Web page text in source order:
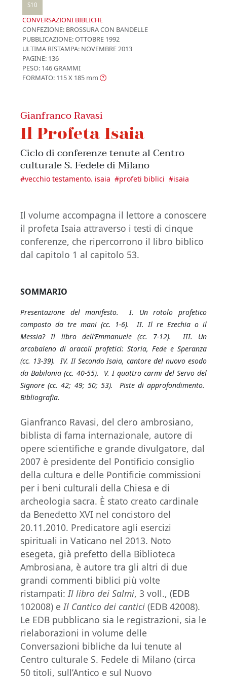
S10
CONVERSAZIONI BIBLICHE
CONFEZIONE: BROSSURA CON BANDELLE
PUBBLICAZIONE:OTTOBRE 1992
ULTIMA RISTAMPA: NOVEMBRE 2013
PAGINE: 136
PESO: 146 GRAMMI
FORMATO: 115 X 185 mm
Gianfranco Ravasi
Il Profeta Isaia
Ciclo di conferenze tenute al Centro
culturale S. Fedele di Milano
#vecchio testamento. isaia #profeti biblici #isaia
Il volume accompagna il lettore a conoscere
il profeta Isaia attraverso i testi di cinque
conferenze, che ripercorrono il libro biblico
dal capitolo 1 al capitolo 53.
SOMMARIO
Presentazione del manifesto. I. Un rotolo profetico
composto da tre mani (cc. 1-6). II. Il re Ezechia o il
Messia? Il libro dell’Emmanuele (cc. 7-12). III. Un
arcobaleno di oracoli profetici: Storia, Fede e Speranza
(cc. 13-39). IV. Il Secondo Isaia, cantore del nuovo esodo
da Babilonia (cc. 40-55). V. I quattro carmi del Servo del
Signore (cc. 42; 49; 50; 53). Piste di approfondimento.
Bibliografia.
Gianfranco Ravasi, del clero ambrosiano,
biblista di fama internazionale, autore di
opere scientifiche e grande divulgatore, dal
2007 è presidente del Pontificio consiglio
della cultura e delle Pontificie commissioni
per i beni culturali della Chiesa e di
archeologia sacra. È stato creato cardinale
da Benedetto XVI nel concistoro del
20.11.2010. Predicatore agli esercizi
spirituali in Vaticano nel 2013. Noto
esegeta, già prefetto della Biblioteca
Ambrosiana, è autore tra gli altri di due
grandi commenti biblici più volte
ristampati:Il libro dei Salmi, 3 voll., (EDB
102008) eIl Cantico dei cantici (EDB 42008).
Le EDB pubblicano sia le registrazioni, sia le
rielaborazioni in volume delle
Conversazioni bibliche da lui tenute al
Centro culturale S. Fedele di Milano (circa
50 titoli, sull’Antico e sul Nuovo